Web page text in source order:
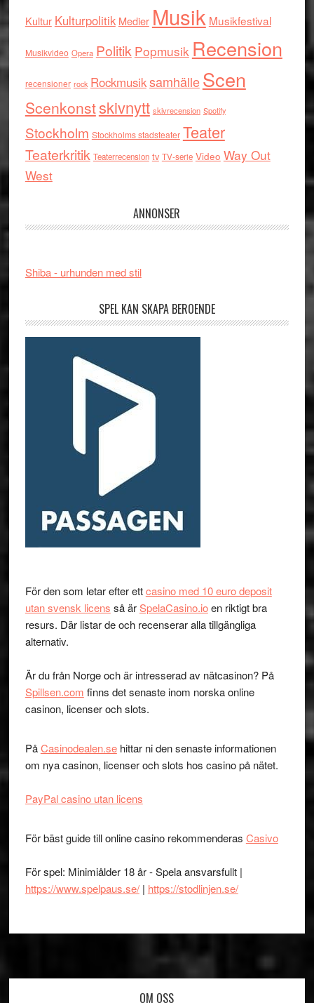
Kultur Kulturpolitik Medier Musik Musikfestival
Musikvideo Opera Politik Popmusik Recension
recensioner rock RockmusiksamhälleScen
Scenkonstskivnytt skivrecension Spotify
Stockholm Stockholms stadsteater Teater
Teaterkritik Teaterrecension tv TV-serie Video Way Out
West
ANNONSER
Shiba - urhunden med stil
SPEL KAN SKAPA BEROENDE
För den som letar efter ettcasino med 10 euro deposit
utan svensk licens så ärSpelaCasino.ioen riktigt bra
resurs. Där listar de och recenserar alla tillgängliga
alternativ.
Är du från Norge och är intresserad av nätcasinon? På
Spillsen.com finns det senaste inom norska online
casinon, licenser och slots.
PåCasinodealen.sehittar ni den senaste informationen
om nya casinon, licenser och slots hos casino på nätet.
PayPal casino utan licens
För bäst guide till online casino rekommenderas Casivo
För spel: Minimiålder 18 år - Spela ansvarsfullt |
https://www.spelpaus.se/| https://stodlinjen.se/
OM OSS